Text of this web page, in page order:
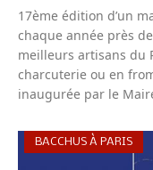
17ème édition d’un
chaque année près
meilleurs artisans du
charcuterie ou en
inaugurée par le
BACCHUS À PARIS